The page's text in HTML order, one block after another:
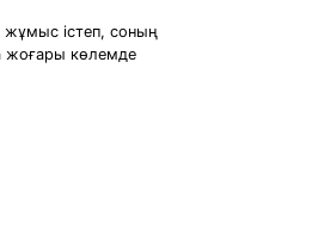
жұмыс істеп, соның
жоғары көлемде